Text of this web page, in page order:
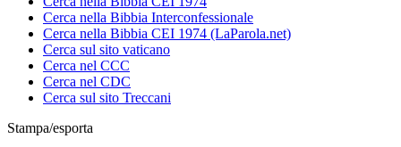
Cerca nella Bibbia Interconfessionale
Cerca nella Bibbia CEI 1974 (LaParola.net)
Cerca sul sito vaticano
Cerca nel CCC
Cerca nel CDC
Cerca sul sito Treccani
Stampa/esporta